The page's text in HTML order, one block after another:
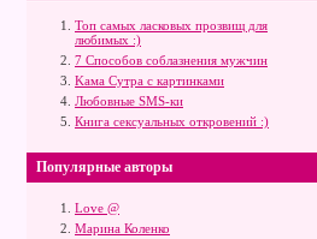
Топ самых ласковых прозвищ для
любимых :)
7 Способов соблазнения мужчин
Kама Сутра с картинками
Любовные SMS-ки
Книга сексуальных откровений :)
Популярные авторы
Love @
Марина Коленко